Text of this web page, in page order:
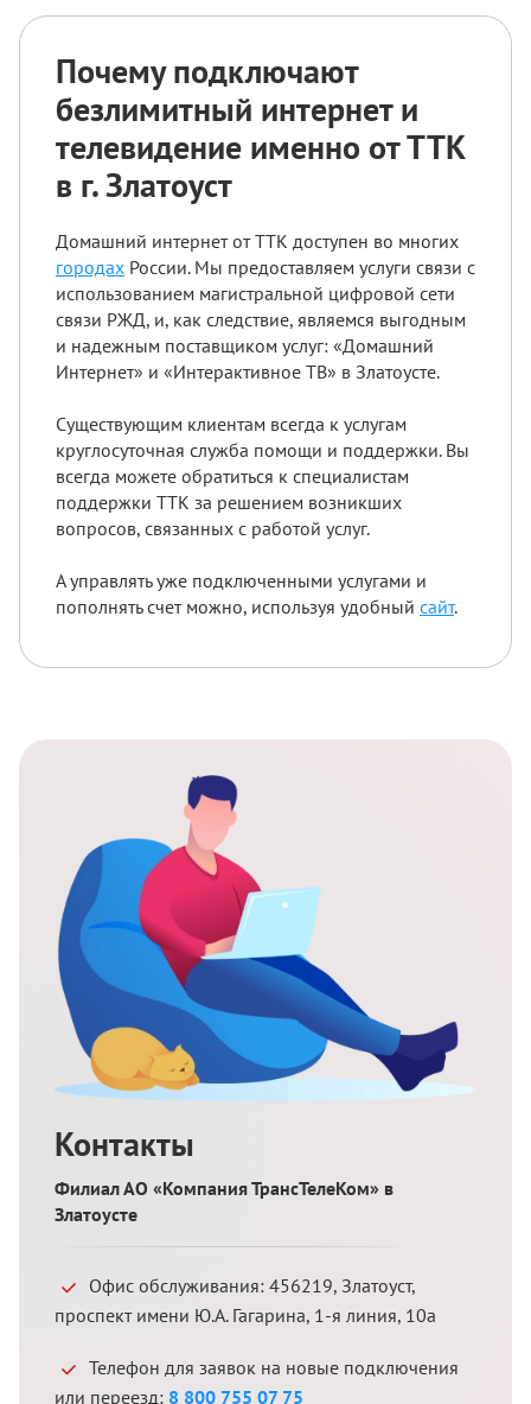
Почему подключают
безлимитный интернет и
телевидение именно от ТТК
в г. Златоуст
Домашний интернет от ТТК доступен во многих
городах России. Мы предоставляем услуги связи с
использованием магистральной цифровой сети
связи РЖД, и, как следствие, являемся выгодным
и надежным поставщиком услуг: «Домашний
Интернет» и «Интерактивное ТВ» в Златоусте.
Существующим клиентам всегда к услугам
круглосуточная служба помощи и поддержки. Вы
всегда можете обратиться к специалистам
поддержки ТТК за решением возникших
вопросов, связанных с работой услуг.
А управлять уже подключенными услугами и
пополнять счет можно, используя удобный сайт.
Контакты
Филиал АО «Компания ТрансТелеКом» в
Златоусте
Офис обслуживания: 456219, Златоуст,
проспект имени Ю.А. Гагарина, 1-я линия, 10а
Телефон для заявок на новые подключения
или переезд: 8 800 755 07 75